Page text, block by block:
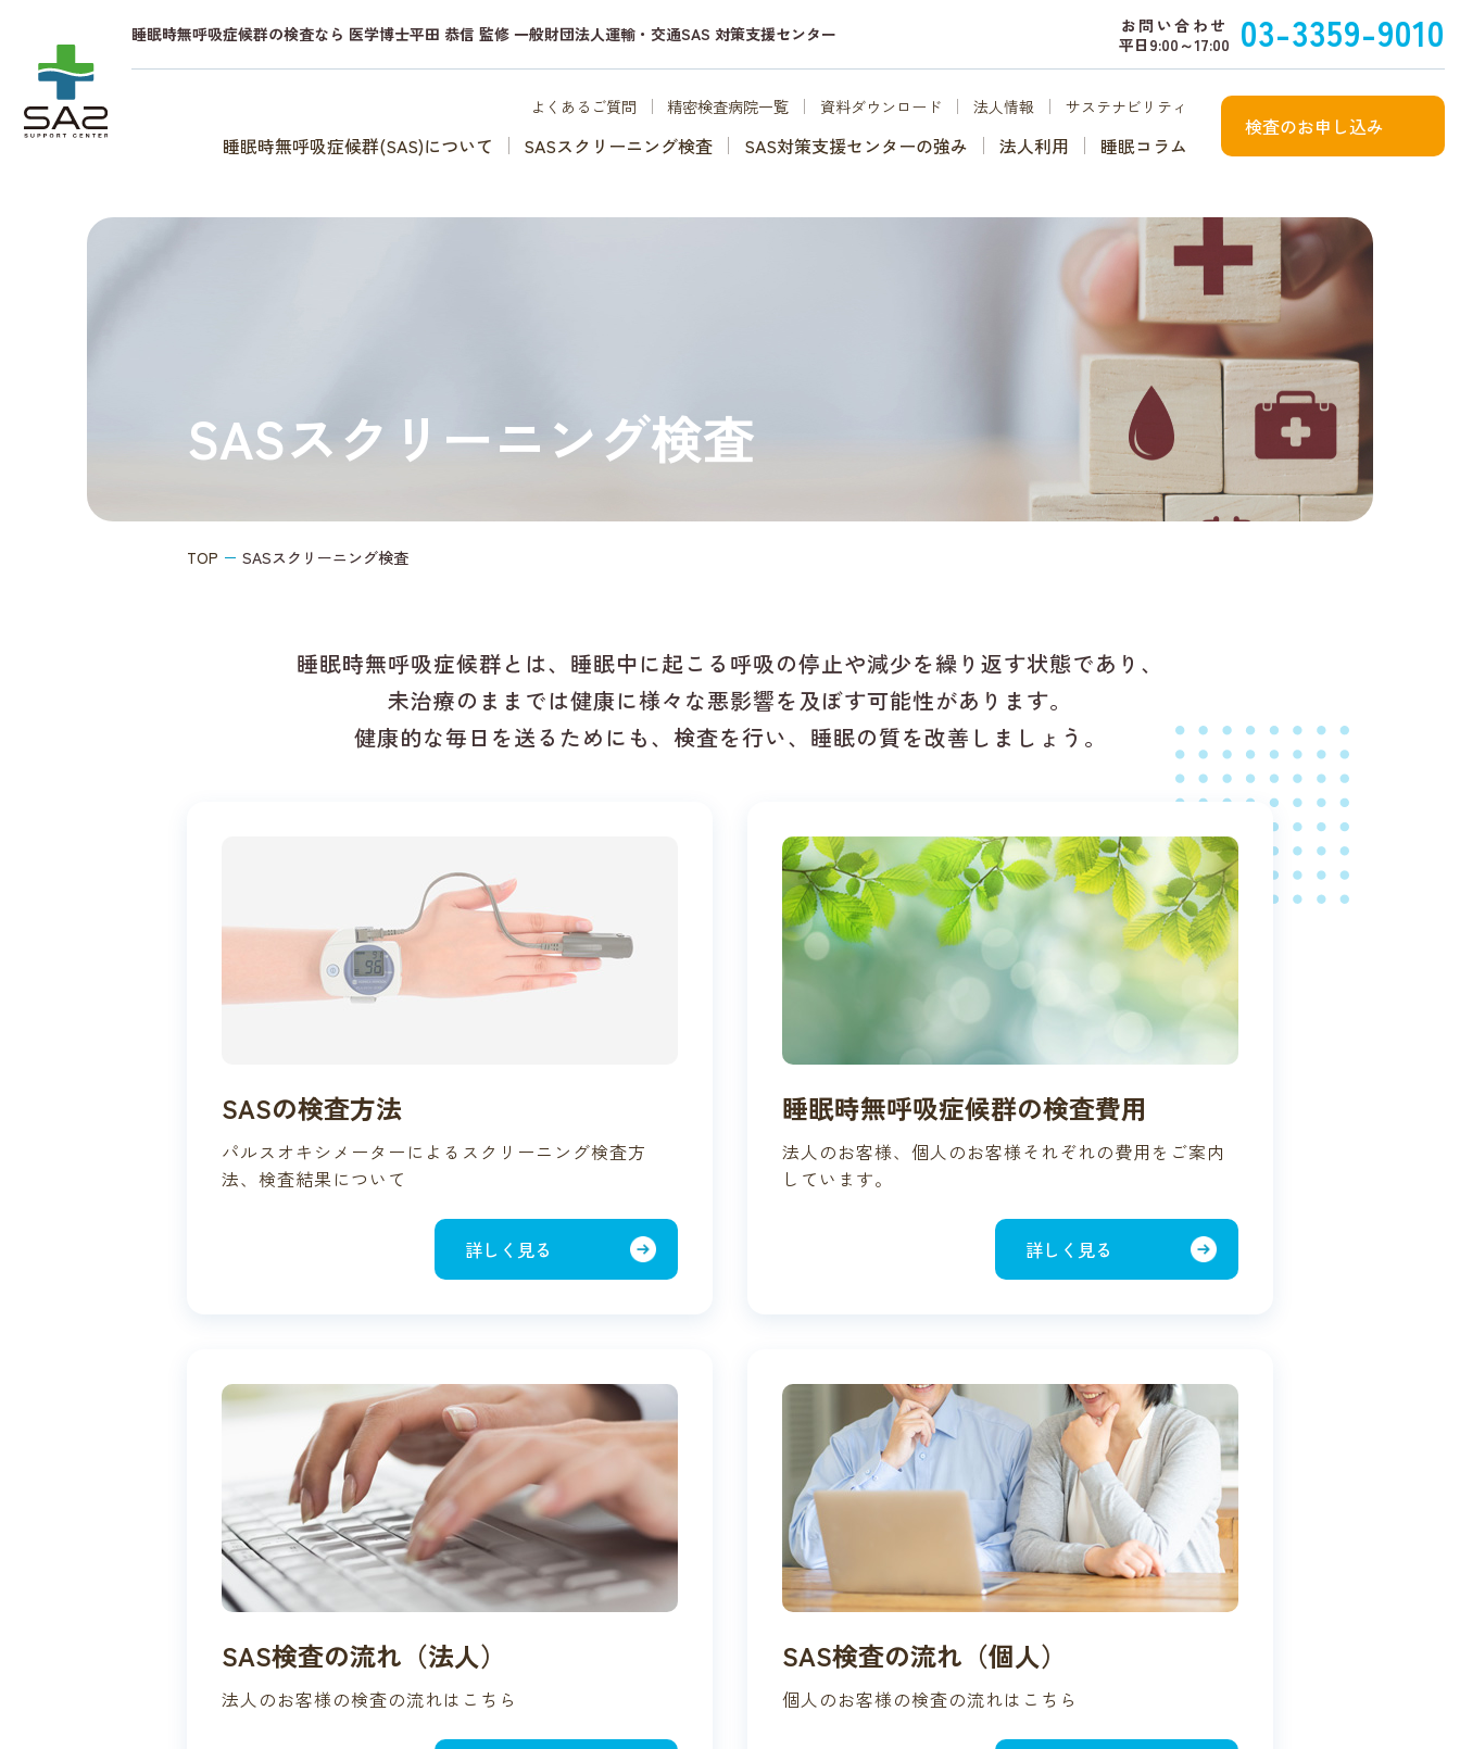
睡眠時無呼吸症候群の検査なら 医学博士平田 恭信 監修 一般財団法人運輸・交通SAS 対策支援センター
お問い合わせ
平日9:00～17:00 03-3359-9010
よくあるご質問 精密検査病院一覧 資料ダウンロード 法人情報 サステナビリティ
睡眠時無呼吸症候群(SAS)について SASスクリーニング検査 SAS対策支援センターの強み 法人利用 睡眠コラム
検査のお申し込み
SASスクリーニング検査
TOP SASスクリーニング検査
睡眠時無呼吸症候群とは、睡眠中に起こる呼吸の停止や減少を繰り返す状態であり、
未治療のままでは健康に様々な悪影響を及ぼす可能性があります。
健康的な毎日を送るためにも、検査を行い、睡眠の質を改善しましょう。
SASの検査方法
パルスオキシメーターによるスクリーニング検査方
法、検査結果について
詳しく見る
睡眠時無呼吸症候群の検査費用
法人のお客様、個人のお客様それぞれの費用をご案内
しています。
詳しく見る
SAS検査の流れ（法人）
法人のお客様の検査の流れはこちら
SAS検査の流れ（個人）
個人のお客様の検査の流れはこちら